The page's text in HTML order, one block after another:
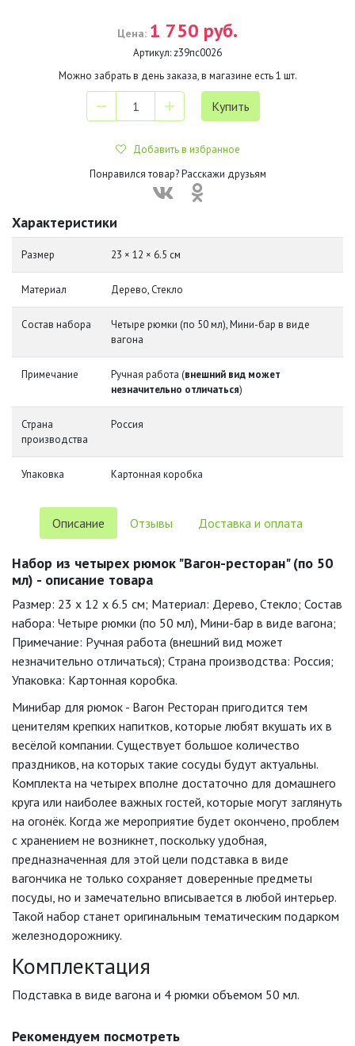
Цена: 1 750 руб.
Артикул: z39пс0026
Можно забрать в день заказа, в магазине есть1 шт.
Добавить в избранное
Понравился товар? Расскажи друзьям
Характеристики
Размер 23 × 12 × 6.5 см
Материал Дерево, Стекло
Состав набора
Четыре рюмки (по 50 мл), Мини-бар в виде
вагона
Примечание Ручная работа (внешний вид может
незначительно отличаться)
Страна
производства
Россия
Упаковка Картонная коробка
Описание Отзывы Доставка и оплата
Набор из четырех рюмок "Вагон-ресторан" (по 50
мл) - описание товара
Размер: 23 x 12 x 6.5 см; Материал: Дерево, Стекло; Состав
набора: Четыре рюмки (по 50 мл), Мини-бар в виде вагона;
Примечание: Ручная работа (внешний вид может
незначительно отличаться); Страна производства: Россия;
Упаковка: Картонная коробка.
Минибар для рюмок - Вагон Ресторан пригодится тем
ценителям крепких напитков, которые любят вкушать их в
весёлой компании. Существует большое количество
праздников, на которых такие сосуды будут актуальны.
Комплекта на четырех вполне достаточно для домашнего
круга или наиболее важных гостей, которые могут заглянуть
на огонёк. Когда же мероприятие будет окончено, проблем
с хранением не возникнет, поскольку удобная,
предназначенная для этой цели подставка в виде
вагончика не только сохраняет доверенные предметы
посуды, но и замечательно вписывается в любой интерьер.
Такой набор станет оригинальным тематическим подарком
железнодорожнику.
Комплектация
Подставка в виде вагона и 4 рюмки объемом 50 мл.
Рекомендуем посмотреть